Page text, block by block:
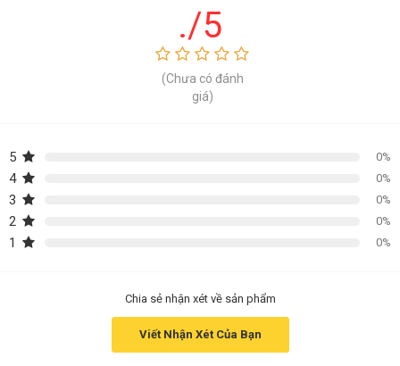
./5
(Chưa có đánh
giá)
5 0%
4 0%
3 0%
2 0%
1 0%
Chia sẻ nhận xét về sản phẩm
Viết Nhận Xét Của Bạn